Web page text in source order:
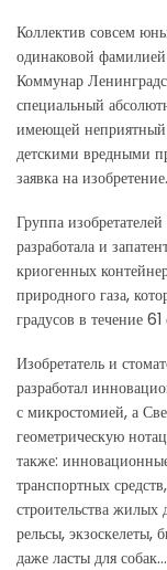
Коллектив совсем
одинаковой
Коммунар
специальный
имеющей неприятный
детскими вредными
заявка на изобретение.
Группа
разработала и
криогенных
природного газа,
градусов в течение 61
Изобретатель и
разработал
с микростомией, а
геометрическую
также:
транспортных
строительства
рельсы, экзоскелеты,
даже ласты для собак…